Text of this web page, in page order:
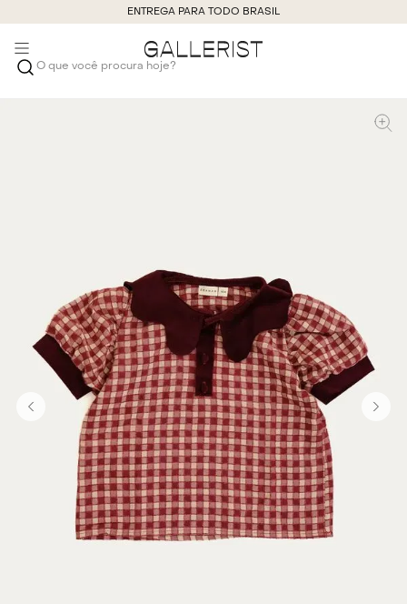
ENTREGA PARA TODO BRASIL
O que você procura hoje?